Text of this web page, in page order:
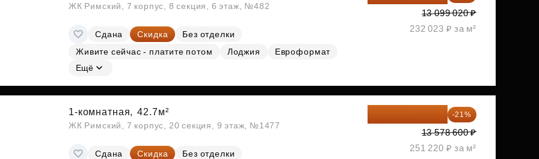
ЖК Римский, 7 корпус, 8 секция, 6 этаж, №482
Сдана Скидка
Без отделки
Живите сейчас - платите потом
Лоджия
Евроформат
Ещё
13 099 020 ₽
232 023 ₽ за м²
1-комнатная, 42.7м²
ЖК Римский, 7 корпус, 20 секция, 9 этаж, №1477
Сдана Скидка
Без отделки
-21%
13 578 600 ₽
251 220 ₽ за м²